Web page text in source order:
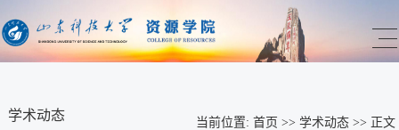
学术动态 当前位置: 首页 >> 学术动态>> 正文